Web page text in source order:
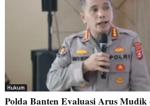
Hukum
Polda Banten Evaluasi Arus Mudik